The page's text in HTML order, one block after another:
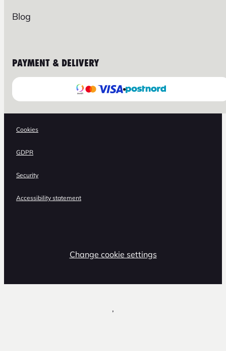
Blog
PAYMENT & DELIVERY
Cookies
GDPR
Security
Accessibility statement
Change cookie settings
,